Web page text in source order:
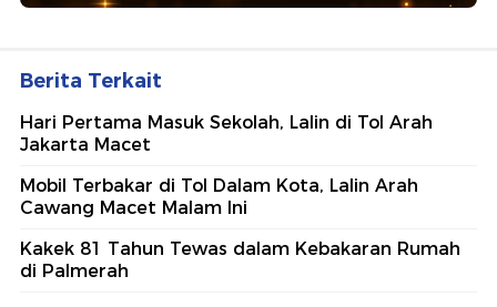
Berita Terkait
Hari Pertama Masuk Sekolah, Lalin di Tol Arah
Jakarta Macet
Mobil Terbakar di Tol Dalam Kota, Lalin Arah
Cawang Macet Malam Ini
Kakek 81 Tahun Tewas dalam Kebakaran Rumah
di Palmerah